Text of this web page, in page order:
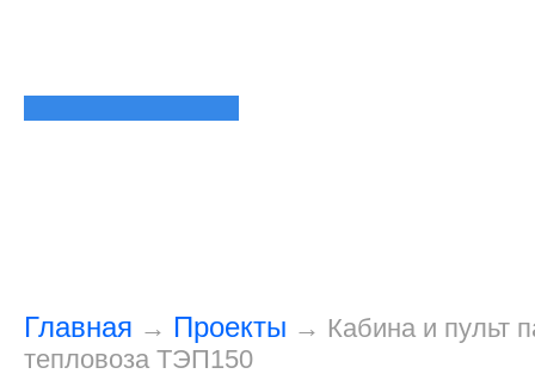
Главная → Проекты → Кабина и пульт
тепловоза ТЭП150